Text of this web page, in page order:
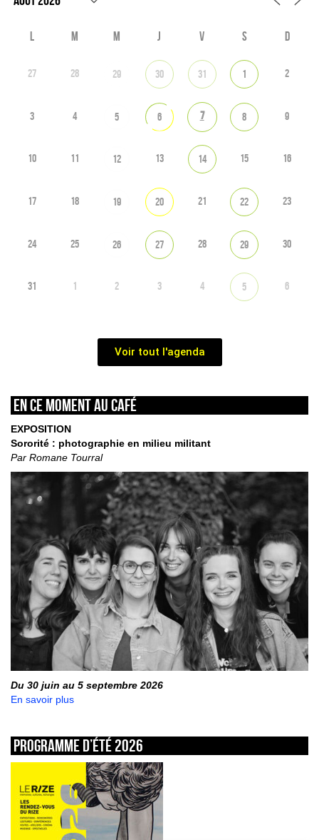
L M M J V S D
27 28 29 30 31 1 2
3 4 5 6 7 8 9
10 11 12 13 14 15 16
17 18 19 20 21 22 23
24 25 26 27 28 29 30
31 1 2 3 4 5 6
Voir tout l'agenda
En ce moment au café
EXPOSITION
Sororité : photographie en milieu militant
Par Romane Tourral
Du 30 juin au 5 septembre 2026
En savoir plus
Programme d’été 2026